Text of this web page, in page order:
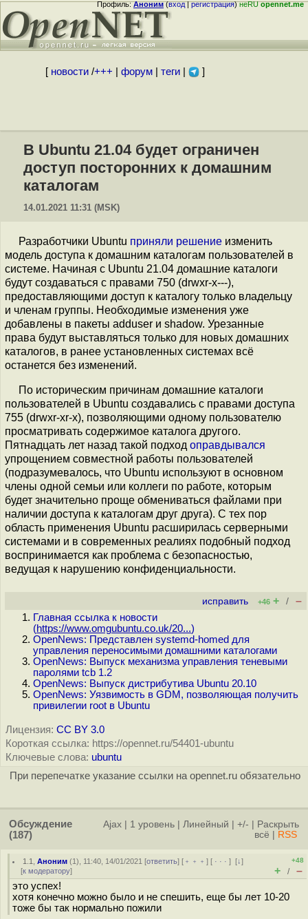
Профиль:Аноним(вход|регистрация)неRUopennet.me
[ новости/+++ форум| теги| ]
В Ubuntu 21.04 будет ограничен
доступ посторонних к домашним
каталогам
14.01.2021 11:31 (MSK)
Разработчики Ubuntu приняли решение изменить
модель доступа к домашним каталогам пользователей в
системе. Начиная с Ubuntu 21.04 домашние каталоги
будут создаваться с правами 750 (drwxr-x---),
предоставляющими доступ к каталогу только владельцу
и членам группы. Необходимые изменения уже
добавлены в пакеты adduser и shadow. Урезанные
права будут выставляться только для новых домашних
каталогов, в ранее установленных системах всё
останется без изменений.
По историческим причинам домашние каталоги
пользователей в Ubuntu создавались с правами доступа
755 (drwxr-xr-x), позволяющими одному пользователю
просматривать содержимое каталога другого.
Пятнадцать лет назад такой подход оправдывался
упрощением совместной работы пользователей
(подразумевалось, что Ubuntu используют в основном
члены одной семьи или коллеги по работе, которым
будет значительно проще обмениваться файлами при
наличии доступа к каталогам друг друга). С тех пор
область применения Ubuntu расширилась серверными
системами и в современных реалиях подобный подход
воспринимается как проблема с безопасностью,
ведущая к нарушению конфиденциальности.
исправить +46 + / –
Главная ссылка к новости
(https://www.omgubuntu.co.uk/20...)
OpenNews: Представлен systemd-homed для
управления переносимыми домашними каталогами
OpenNews: Выпуск механизма управления теневыми
паролями tcb 1.2
OpenNews: Выпуск дистрибутива Ubuntu 20.10
OpenNews: Уязвимость в GDM, позволяющая получить
привилегии root в Ubuntu
Лицензия: CC BY 3.0
Короткая ссылка: https://opennet.ru/54401-ubuntu
Ключевые слова: ubuntu
При перепечатке указание ссылки на opennet.ru обязательно
Обсуждение
(187)
Ajax 1 уровень Линейный +/-
Раскрыть
всё
RSS
1.1 ,Аноним (1), 11:40, 14/01/2021 [ответить] [ ﹢﹢﹢] [ · · ·][↓]
[к модератору]
+48
+ / –
это успех!
хотя конечно можно было и не спешить, еще бы лет 10-20
тоже бы так нормально пожили